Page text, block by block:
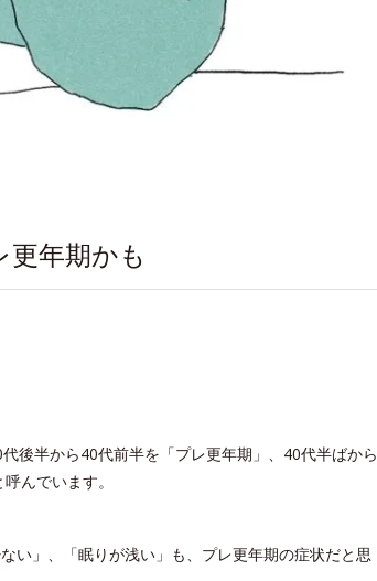
更年期かも
後半から40代前半を「プレ更年期」、40代半ばから
んでいます。
い」、「眠りが浅い」も、プレ更年期の症状だと思